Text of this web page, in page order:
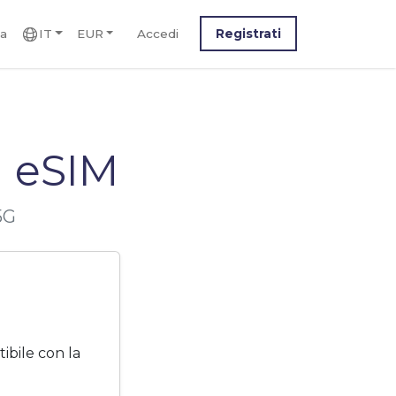
IT EUR Accedi Registrati
con la